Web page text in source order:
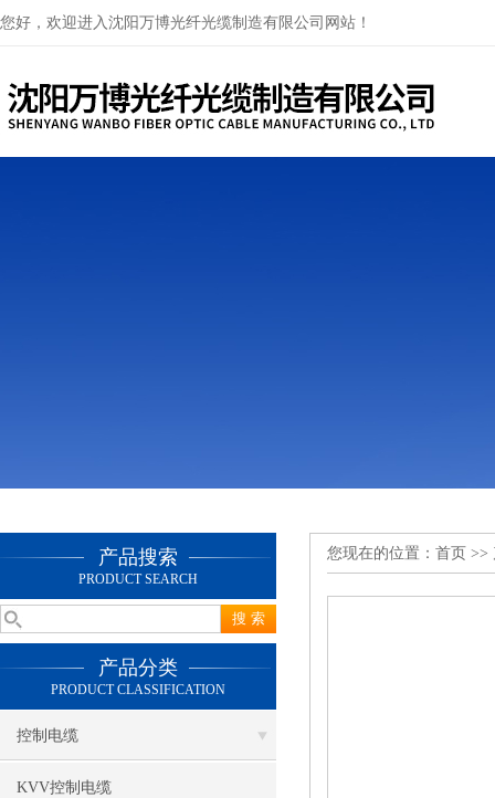
您好，欢迎进入沈阳万博光纤光缆制造有限公司网站！
产品搜索
PRODUCT SEARCH
产品分类
PRODUCT CLASSIFICATION
控制电缆
KVV控制电缆
您现在的位置： 首页 >>